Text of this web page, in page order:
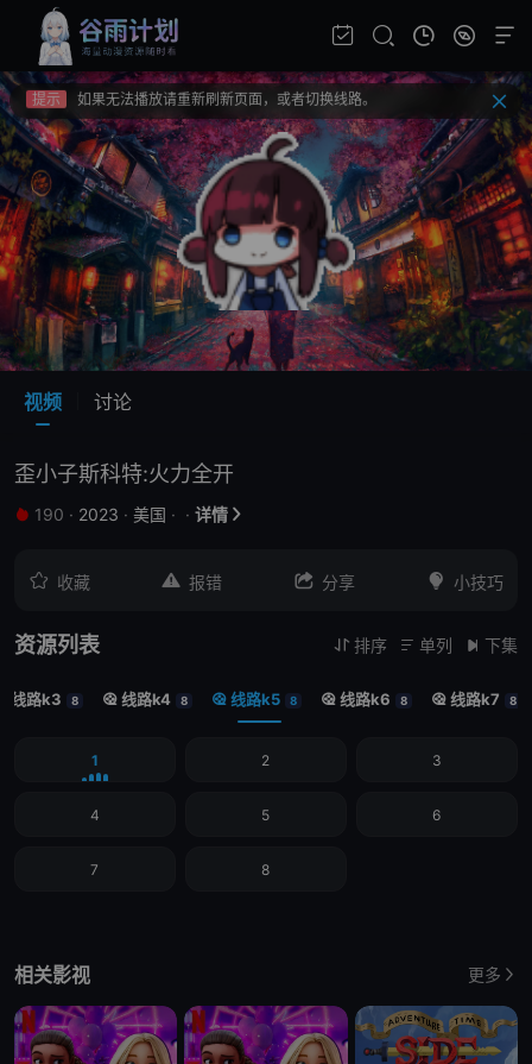
提示
不要轻易相信视频中的广告，谨防上当受骗!
提示
提示
视频载入速度跟网速有关，请耐心等待几秒钟。
提示
不要轻易相信视频中的广告，谨防上当受骗!
视频 讨论
歪小子斯科特:火力全开
 190 · 2023 · 美国 · · 详情 
 收藏  报错  分享  小技巧
资源列表  排序  单列  下集
线路k3 8  线路k4 8  线路k5 8  线路k6 8  线路k7 8
1 2 3
4 5 6
7 8
相关影视 更多